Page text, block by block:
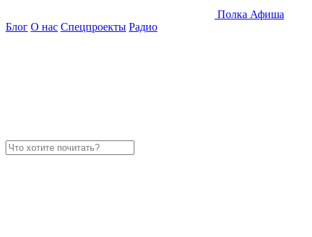
Полка Афиша
Блог О нас Спецпроекты Радио